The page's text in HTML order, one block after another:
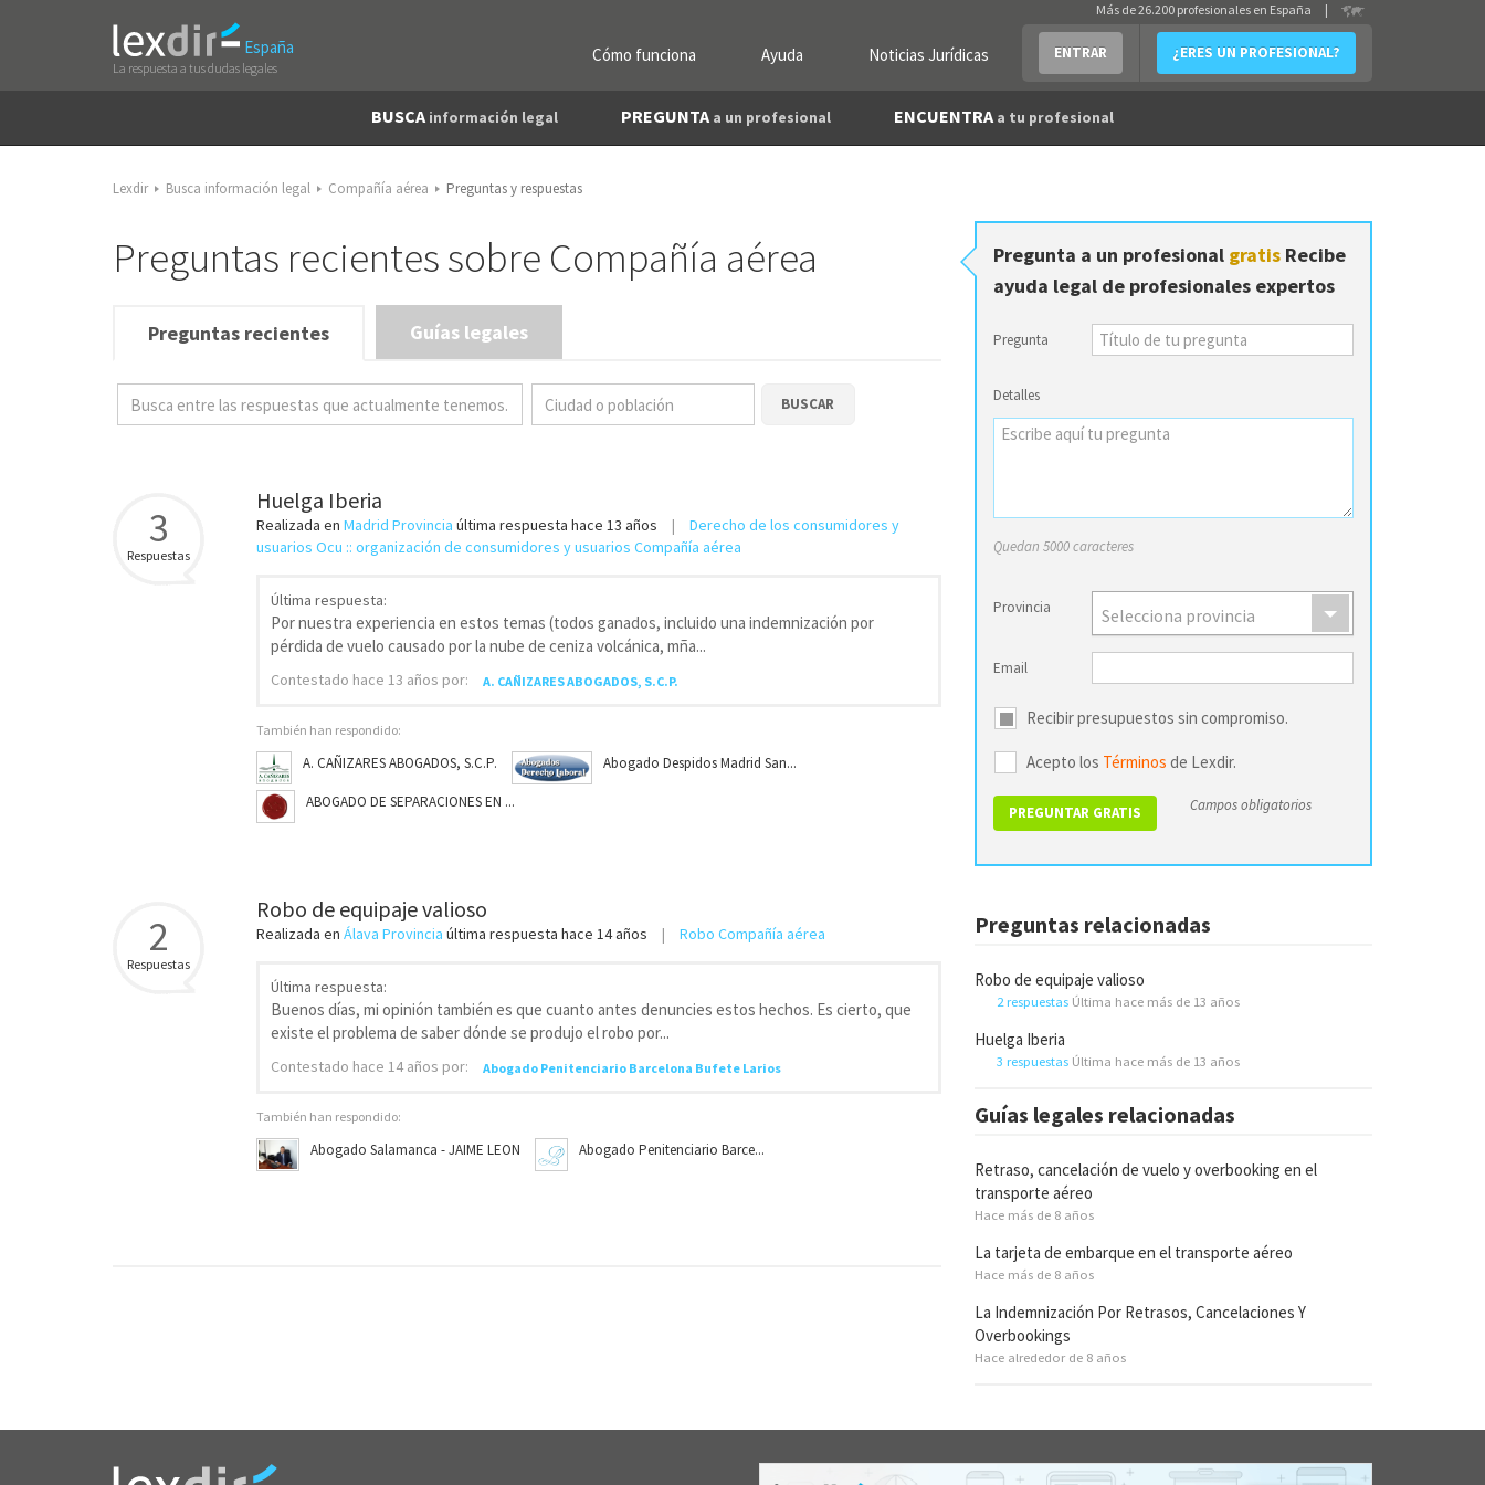
España
La respuesta a tus dudas legales
Cómo funciona Ayuda Noticias Jurídicas ENTRAR ¿ERES UN PROFESIONAL?
Más de 26.200 profesionales en España |
BUSCA información legal PREGUNTA a un profesional ENCUENTRA a tu profesional
Lexdir Busca información legal Compañía aérea Preguntas y respuestas
Preguntas recientes sobre Compañía aérea
Preguntas recientes Guías legales
BUSCAR
3
Respuestas
Huelga Iberia
Realizada en Madrid Provincia última respuesta hace 13 años
Derecho de los consumidores y
usuarios Ocu :: organización de consumidores y usuarios Compañía aérea
Última respuesta:
Por nuestra experiencia en estos temas (todos ganados, incluido una indemnización por
pérdida de vuelo causado por la nube de ceniza volcánica, mña...
Contestado hace 13 años por: A. CAÑIZARES ABOGADOS, S.C.P.
También han respondido:
A. CAÑIZARES ABOGADOS, S.C.P. Abogado Despidos Madrid San...
ABOGADO DE SEPARACIONES EN ...
2
Respuestas
Robo de equipaje valioso
Realizada en Álava Provincia última respuesta hace 14 años Robo Compañía aérea
Última respuesta:
Buenos días, mi opinión también es que cuanto antes denuncies estos hechos. Es cierto, que
existe el problema de saber dónde se produjo el robo por...
Contestado hace 14 años por: Abogado Penitenciario Barcelona Bufete Larios
También han respondido:
Abogado Salamanca - JAIME LEON Abogado Penitenciario Barce...
Pregunta a un profesional gratis Recibe
ayuda legal de profesionales expertos
Pregunta
Detalles
Quedan 5000 caracteres
Provincia Selecciona provincia
Email
Recibir presupuestos sin compromiso.
Acepto los Términos de Lexdir.
Campos obligatorios
Preguntas relacionadas
Robo de equipaje valioso
2 respuestas Última hace más de 13 años
Huelga Iberia
3 respuestas Última hace más de 13 años
Guías legales relacionadas
Retraso, cancelación de vuelo y overbooking en el
transporte aéreo
Hace más de 8 años
La tarjeta de embarque en el transporte aéreo
Hace más de 8 años
La Indemnización Por Retrasos, Cancelaciones Y
Overbookings
Hace alrededor de 8 años